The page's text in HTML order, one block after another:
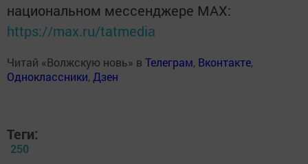
национальном мессенджере MАХ:
https://max.ru/tatmedia
Читай «Волжскую новь» в Телеграм, Вконтакте,
Одноклассники, Дзен
Теги:
250